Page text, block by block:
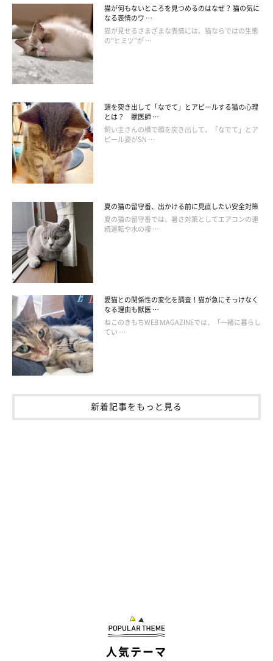
様子を見てあげてくださいね。
急いで隠れるニャン！苦手なものから隠れる
最後に、ねこのきもち投稿写真ギャラリーに投稿された、“苦手
なもの”から隠れる猫たちのお写真をご紹介します。
インターホンの音が苦手なこはくくん
猫が何もないところを見つめるのはなぜ？ 猫の気に
なる表情のワ …
猫が見せるさまざまな表情には、猫ならではの生態
の“ヒミツ”が …
頭を突き出して「なでて」とアピールする猫の心理
とは？ 獣医師 …
飼い主さんの横で頭を突き出して、「なでて」とア
ピール姿がSN …
夏の猫の留守番、出かける前に見直したい安全対策
夏の猫の留守番では、暑さ対策としてエアコンの連
続運転や水の複 …
愛猫との関係性の変化を調査！猫が急にそっけなく
なる理由も獣医 …
ねこのきもちWEB MAGAZINEでは、「一緒に暮らし
てい …
新着記事をもっと見る
人気テーマ